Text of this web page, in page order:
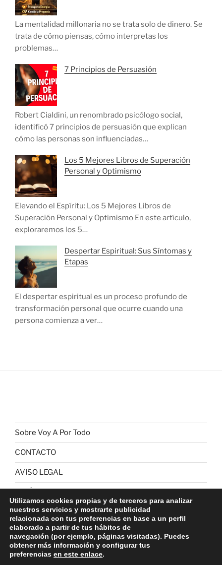
La mentalidad millonaria no se trata solo de dinero. Se
trata de cómo piensas, cómo interpretas los
problemas…
7 Principios de Persuasión
Robert Cialdini, un renombrado psicólogo social,
identificó 7 principios de persuasión que explican
cómo las personas son influenciadas…
Los 5 Mejores Libros de Superación
Personal y Optimismo
Elevando el Espíritu: Los 5 Mejores Libros de
Superación Personal y Optimismo En este artículo,
exploraremos los 5…
Despertar Espiritual: Sus Síntomas y
Etapas
El despertar espiritual es un proceso profundo de
transformación personal que ocurre cuando una
persona comienza a ver…
Sobre Voy A Por Todo
CONTACTO
AVISO LEGAL
POLITICA DE COOKIES
Utilizamos cookies propias y de terceros para analizar
nuestros servicios y mostrarte publicidad
relacionada con tus preferencias en base a un perfil
elaborado a partir de tus hábitos de
navegación (por ejemplo, páginas visitadas). Puedes
obtener más información y configurar tus
preferencias en este enlace.